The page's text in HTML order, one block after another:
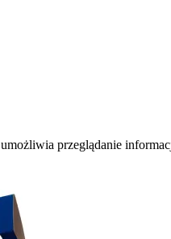
przeglądanie